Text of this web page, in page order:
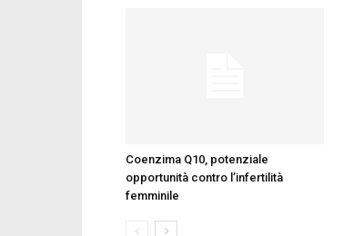
Coenzima Q10, potenziale
opportunità contro l’infertilità
femminile